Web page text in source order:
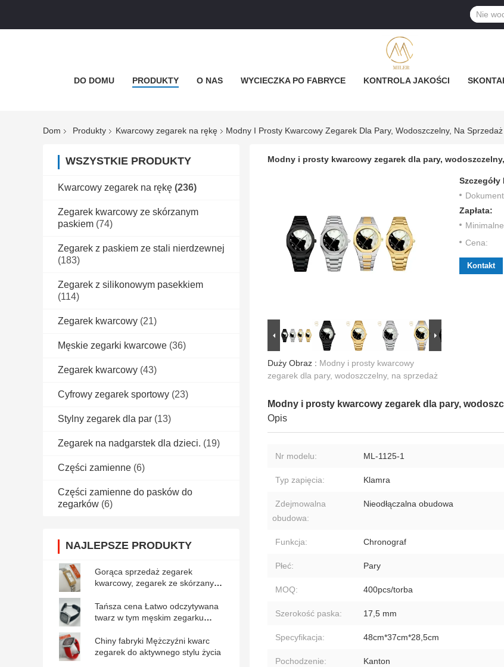
DO DOMU PRODUKTY O NAS WYCIECZKA PO FABRYCE KONTROLA JAKOŚCI
Dom Produkty Kwarcowy zegarek na rękę Modny I Prosty Kwarcowy Zegarek Dla Pary, Wodoszczelny, Na Sprzedaż
WSZYSTKIE PRODUKTY
Kwarcowy zegarek na rękę (236)
Zegarek kwarcowy ze skórzanym
paskiem (74)
Zegarek z paskiem ze stali nierdzewnej
(183)
Zegarek z silikonowym pasekkiem
(114)
Zegarek kwarcowy (21)
Męskie zegarki kwarcowe (36)
Zegarek kwarcowy (43)
Cyfrowy zegarek sportowy (23)
Stylny zegarek dla par (13)
Zegarek na nadgarstek dla dzieci. (19)
Części zamienne (6)
Części zamienne do pasków do
zegarków (6)
NAJLEPSZE PRODUKTY
Gorąca sprzedaż zegarek
kwarcowy, zegarek ze skórzanym
Guangzhou.
Tańsza cena Łatwo odczytywana
twarz w tym męskim zegarku
oświetlenia
Chiny fabryki Mężczyźni kwarc
zegarek do aktywnego stylu życia
Modny i prosty kwarcowy zegarek dla pary,
Duży Obraz : Modny i prosty kwarcowy
zegarek dla pary, wodoszczelny, na sprzedaż
Zapłata:
Cena:
Kontakt
Modny i prosty kwarcowy zegarek dla pary,
Opis
Nr modelu: ML-1125-1
Typ zapięcia: Klamra
Zdejmowalna
obudowa:
Nieodłączalna obudowa
Funkcja: Chronograf
Płeć: Pary
MOQ: 400pcs/torba
Szerokość paska: 17,5 mm
Specyfikacja: 48cm*37cm*28,5cm
Pochodzenie: Kanton